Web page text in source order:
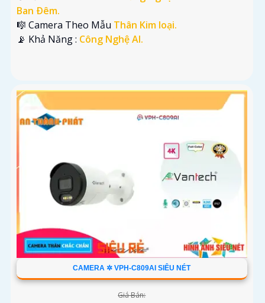
Ban Ðêm.
🎼️ Camera Theo Mẫu Thân Kim loại.
️📡 Khả Năng : Công Nghệ AI.
CAMERA ✲ VPH-C809AI SIÊU NÉT
Giá Bán: